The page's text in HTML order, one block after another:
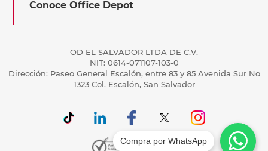
Conoce Office Depot
OD EL SALVADOR LTDA DE C.V.
NIT: 0614-071107-103-0
Dirección: Paseo General Escalón, entre 83 y 85 Avenida Sur No
1323 Col. Escalón, San Salvador
Compra por WhatsApp